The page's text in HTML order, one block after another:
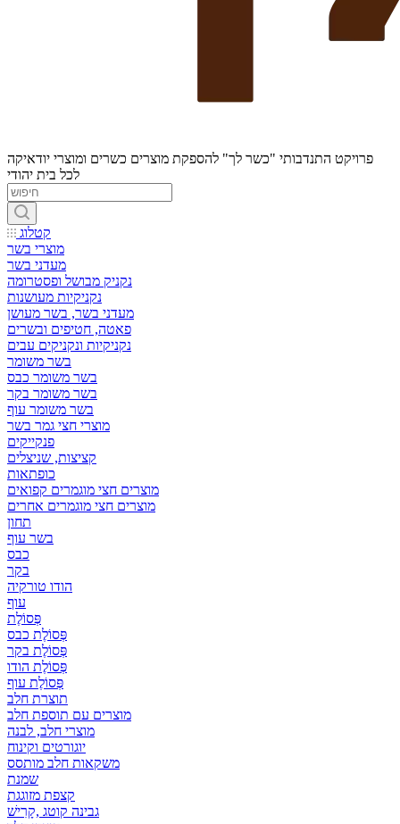
פרויקט התנדבותי "כשר לך" להספקת מוצרים כשרים ומוצרי יודאיקה
לכל בית יהודי
קטלוג
מוצרי בשר
מעדני בשר
נקניק מבושל ופסטרומה
נקניקיות מעושנות
מעדני בשר, בשר מעושן
פאטה, חטיפים ובשרים
נקניקיות ונקניקים עבים
בשר משומר
בשר משומר כבס
בשר משומר בקר
בשר משומר עוף
מוצרי חצי גמר בשר
פנקייקים
קציצות, שניצלים
כופתאות
מוצרים חצי מוגמרים קפואים
מוצרים חצי מוגמרים אחרים
תחון
בשר עוף
כבס
בקר
הודו טורקיה
עוף
פְּסוֹלֶת
פְּסוֹלֶת כבס
פְּסוֹלֶת בקר
פְּסוֹלֶת הודו
פְּסוֹלֶת עוף
תוצרת חלב
מוצרים עם תוספת חלב
מוצרי חלב, לבנה
יוגורטים וקינוח
משקאות חלב מותסס
שמנת
קצפת מזוגגת
גבינה קוטג ,קָרִישׁ